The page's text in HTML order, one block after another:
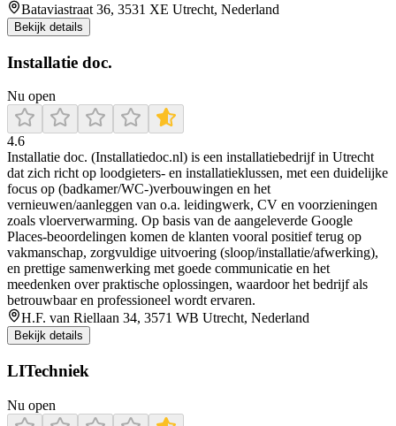
Bataviastraat 36, 3531 XE Utrecht, Nederland
Bekijk details
Installatie doc.
Nu open
4.6
Installatie doc. (Installatiedoc.nl) is een installatiebedrijf in Utrecht
dat zich richt op loodgieters- en installatieklussen, met een duidelijke
focus op (badkamer/WC-)verbouwingen en het
vernieuwen/aanleggen van o.a. leidingwerk, CV en voorzieningen
zoals vloerverwarming. Op basis van de aangeleverde Google
Places-beoordelingen komen de klanten vooral positief terug op
vakmanschap, zorgvuldige uitvoering (sloop/installatie/afwerking),
en prettige samenwerking met goede communicatie en het
meedenken over praktische oplossingen, waardoor het bedrijf als
betrouwbaar en professioneel wordt ervaren.
H.F. van Riellaan 34, 3571 WB Utrecht, Nederland
Bekijk details
LITechniek
Nu open